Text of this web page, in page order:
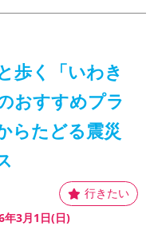
歩く「いわき
おすすめプラ
らたどる震災
年3月1日(日)